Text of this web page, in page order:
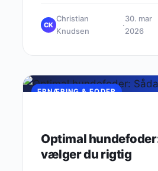
CK
Christian
Knudsen
·
30. mar
2026
ERNÆRING & FODER
Optimal
vælger du rigtig